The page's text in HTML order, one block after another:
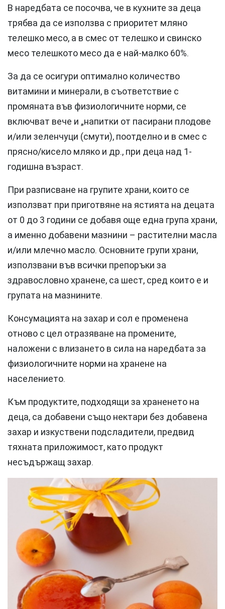
В наредбата се посочва, че в кухните за деца
трябва да се използва с приоритет мляно
телешко месо, а в смес от телешко и свинско
месо телешкото месо да е най-малко 60%.
За да се осигури оптимално количество
витамини и минерали, в съответствие с
промяната във физиологичните норми, се
включват вече и „напитки от пасирани плодове
и/или зеленчуци (смути), поотделно и в смес с
прясно/кисело мляко и др., при деца над 1-
годишна възраст.
При разписване на групите храни, които се
използват при приготвяне на ястията на децата
от 0 до 3 години се добавя още една група храни,
а именно добавени мазнини – растителни масла
и/или млечно масло. Основните групи храни,
използвани във всички препоръки за
здравословно хранене, са шест, сред които е и
групата на мазнините.
Консумацията на захар и сол е променена
отново с цел отразяване на промените,
наложени с влизането в сила на наредбата за
физиологичните норми на хранене на
населението.
Към продуктите, подходящи за храненето на
деца, са добавени също нектари без добавена
захар и изкуствени подсладители, предвид
тяхната приложимост, като продукт
несъдържащ захар.